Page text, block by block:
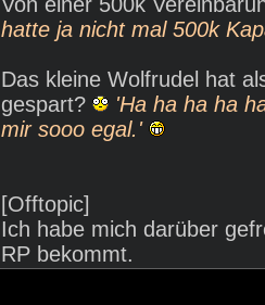
hatte ja nicht mal 500k
Das kleine Wolfrudel hat
gespart?
'Ha ha ha ha
mir sooo egal.'
[Offtopic]
Ich habe mich darüber
RP bekommt.